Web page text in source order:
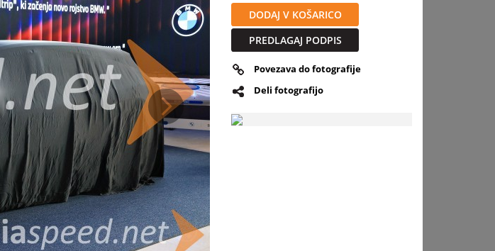
povsem novo digitalno uporabniško
vozilo, stalne nadgradnje na daljavo ter
in samozavestno električno vožnjo.
CO₂e pri kilometrini 200.000 km.
z DDV za BMW iX3 50 xDrive znaša 69.900 EUR.
konfigurator in cen
tudi edinstveni električni SUP, ki je nastal kot
svetovnih proizvajalcev električnih SUP
združuje električni življenjski slog,
Klasse, ter prenaša užite
Naslednja
DODAJ V KOŠARICO
PREDLAGAJ PODPIS
Povezava do fotografije
Deli fotografijo